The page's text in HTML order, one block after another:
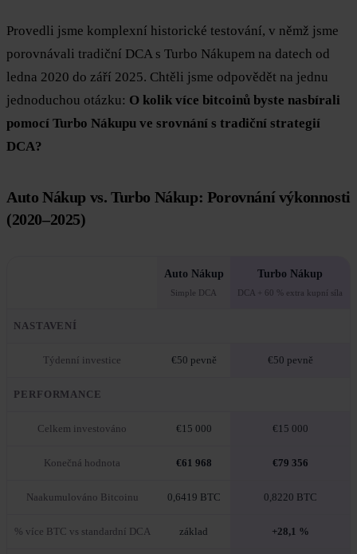
Provedli jsme komplexní historické testování, v němž jsme
porovnávali tradiční DCA s Turbo Nákupem na datech od
ledna 2020 do září 2025. Chtěli jsme odpovědět na jednu
jednoduchou otázku: O kolik více bitcoinů byste nasbírali
pomocí Turbo Nákupu ve srovnání s tradiční strategií
DCA?
Auto Nákup vs. Turbo Nákup: Porovnání výkonnosti
(2020–2025)
Auto Nákup
Simple DCA
Turbo Nákup
DCA + 60 % extra kupní síla
NASTAVENÍ
Týdenní investice €50 pevně €50 pevně
PERFORMANCE
Celkem investováno €15 000 €15 000
Konečná hodnota €61 968 €79 356
Naakumulováno Bitcoinu 0,6419 BTC 0,8220 BTC
% více BTC vs standardní DCA základ +28,1 %